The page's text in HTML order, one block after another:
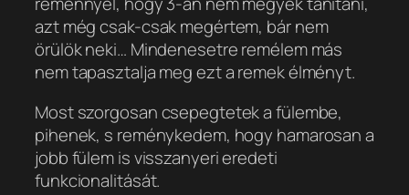
azt még csak-csak megértem, bár nem
örülök neki… Mindenesetre remélem más
nem tapasztalja meg ezt a remek élményt.
Most szorgosan csepegtetek a fülembe,
pihenek, s reménykedem, hogy hamarosan a
jobb fülem is visszanyeri eredeti
funkcionalitását.